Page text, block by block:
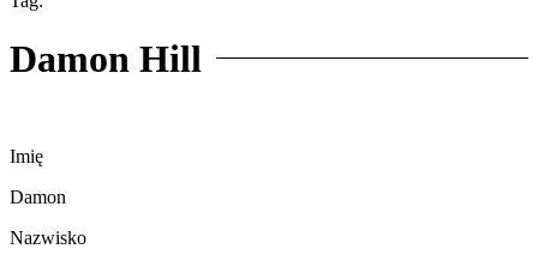
Damon Hill
Imię
Damon
Nazwisko